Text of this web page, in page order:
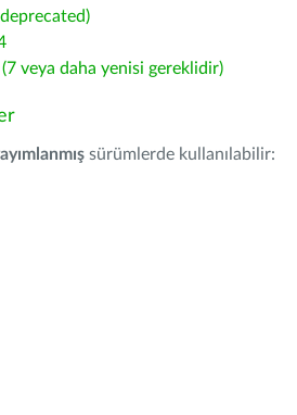
veya daha yenisi gereklidir)
sürümlerde kullanılabilir: